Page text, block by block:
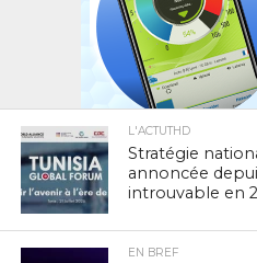
L'ACTUTHD
Stratégie
annoncée
introuvable en
EN BREF